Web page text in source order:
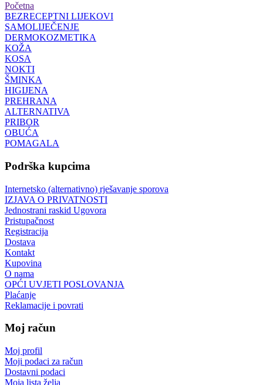
Početna
BEZRECEPTNI LIJEKOVI
SAMOLIJEČENJE
DERMOKOZMETIKA
KOŽA
KOSA
NOKTI
ŠMINKA
HIGIJENA
PREHRANA
ALTERNATIVA
PRIBOR
OBUĆA
POMAGALA
Podrška kupcima
Internetsko (alternativno) rješavanje sporova
IZJAVA O PRIVATNOSTI
Jednostrani raskid Ugovora
Pristupačnost
Registracija
Dostava
Kontakt
Kupovina
O nama
OPĆI UVJETI POSLOVANJA
Plaćanje
Reklamacije i povrati
Moj račun
Moj profil
Moji podaci za račun
Dostavni podaci
Moja lista želja